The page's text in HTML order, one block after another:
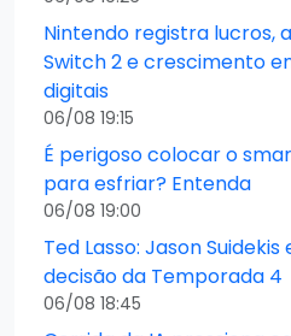
Nintendo registra lucros,
Switch 2 e crescimento
digitais
06/08 19:15
É perigoso colocar o
para esfriar? Entenda
06/08 19:00
Ted Lasso: Jason
decisão da Temporada 4
06/08 18:45